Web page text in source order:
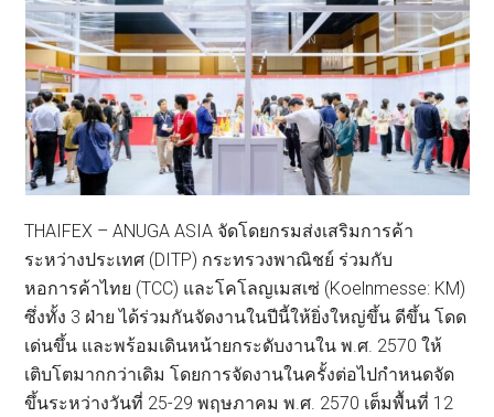
THAIFEX – ANUGA ASIA จัดโดยกรมส่งเสริมการค้า
ระหว่างประเทศ (DITP) กระทรวงพาณิชย์ ร่วมกับ
หอการค้าไทย (TCC) และโคโลญเมสเซ่ (Koelnmesse: KM)
ซึ่งทั้ง 3 ฝ่าย ได้ร่วมกันจัดงานในปีนี้ให้ยิ่งใหญ่ขึ้น ดีขึ้น โดด
เด่นขึ้น และพร้อมเดินหน้ายกระดับงานใน พ.ศ. 2570 ให้
เติบโตมากกว่าเดิม โดยการจัดงานในครั้งต่อไปกำหนดจัด
ขึ้นระหว่างวันที่ 25-29 พฤษภาคม พ.ศ. 2570 เต็มพื้นที่ 12